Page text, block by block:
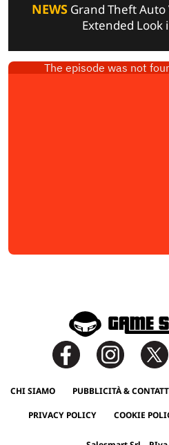
NEWS Grand Theft Auto
Extended Look
CHI SIAMO PUBBLICITÀ &
PRIVACY POLICY COOKIE